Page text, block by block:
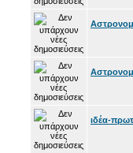
ιδέα-